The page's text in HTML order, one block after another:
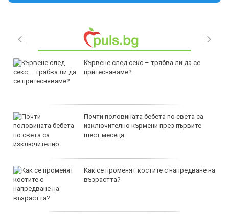
Кървене след секс – трябва ли да се
притесняваме?
Почти половината бебета по света са
изключително кърмени през първите
шест месеца
Как се променят костите с напредване на
възрастта?